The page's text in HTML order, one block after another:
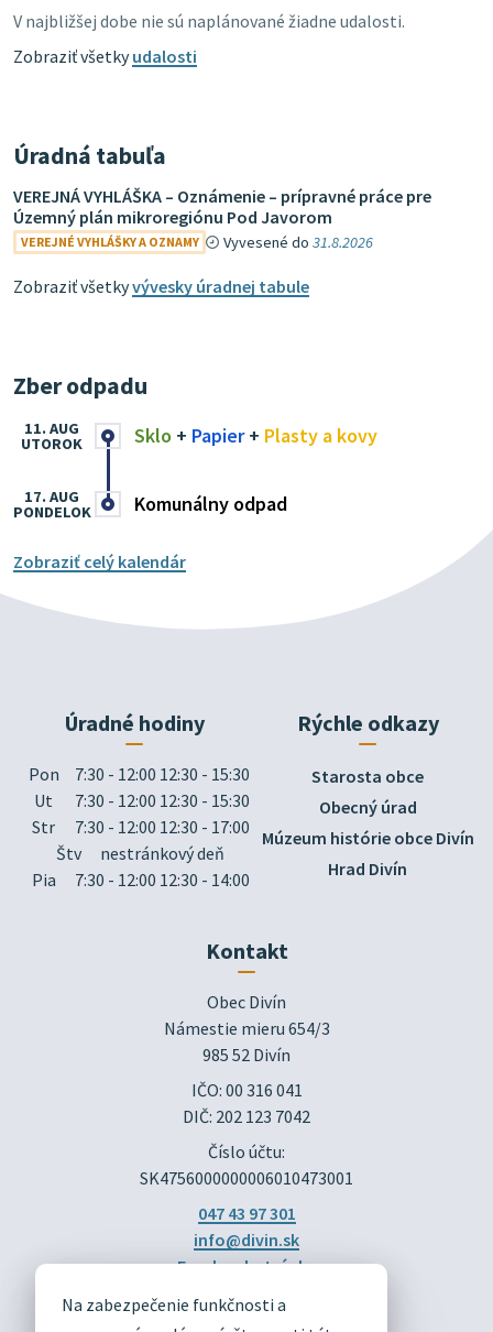
Na zabezpečenie funkčnosti a
V najbližšej dobe nie sú naplánované žiadne udalosti.
Zobraziť všetkyudalosti
Úradná tabuľa
VEREJNÁ VYHLÁŠKA – Oznámenie – prípravné práce pre
Územný plán mikroregiónu Pod Javorom
VEREJNÉ VYHLÁŠKY A OZNAMY Vyvesené do31.8.2026
Zobraziť všetkyvývesky úradnej tabule
Zber odpadu
Sklo + Papier+ Plasty a kovy
11. AUG
UTOROK
Komunálny odpad
17. AUG
PONDELOK
Zobraziť celý kalendár
Úradné hodiny
Pon
7:30 - 12:00 12:30 - 15:30
Ut
7:30 - 12:00 12:30 - 15:30
Str
7:30 - 12:00 12:30 - 17:00
Štv
nestránkový deň
Pia
7:30 - 12:00 12:30 - 14:00
Rýchle odkazy
Starosta obce
Obecný úrad
Múzeum histórie obce Divín
Hrad Divín
Kontakt
Obec Divín
Námestie mieru 654/3
985 52 Divín
IČO: 00 316 041
DIČ: 202 123 7042
Číslo účtu:
SK4756000000006010473001
047 43 97 301
info@divin.sk
Facebook stránka